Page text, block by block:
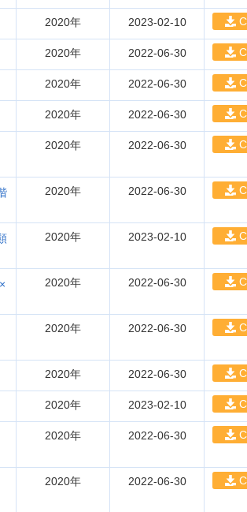
2020年 2023-02-10
2020年 2022-06-30
2020年 2022-06-30
2020年 2022-06-30
2020年 2022-06-30
2020年 2022-06-30
2020年 2023-02-10
2020年 2022-06-30
2020年 2022-06-30
2020年 2022-06-30
2020年 2023-02-10
2020年 2022-06-30
2020年 2022-06-30